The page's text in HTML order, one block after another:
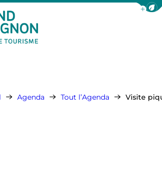
Agenda Tout l’Agenda Visite